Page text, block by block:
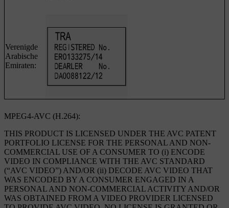
Verenigde
Arabische
Emiraten:
MPEG4-AVC (H.264):
THIS PRODUCT IS LICENSED UNDER THE AVC PATENT
PORTFOLIO LICENSE FOR THE PERSONAL AND NON-
COMMERCIAL USE OF A CONSUMER TO (i) ENCODE
VIDEO IN COMPLIANCE WITH THE AVC STANDARD
(“AVC VIDEO”) AND/OR (ii) DECODE AVC VIDEO THAT
WAS ENCODED BY A CONSUMER ENGAGED IN A
PERSONAL AND NON-COMMERCIAL ACTIVITY AND/OR
WAS OBTAINED FROM A VIDEO PROVIDER LICENSED